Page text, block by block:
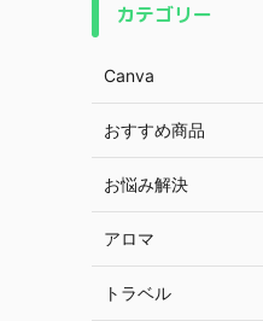
カテゴリー
Canva
おすすめ商品
お悩み解決
アロマ
トラベル